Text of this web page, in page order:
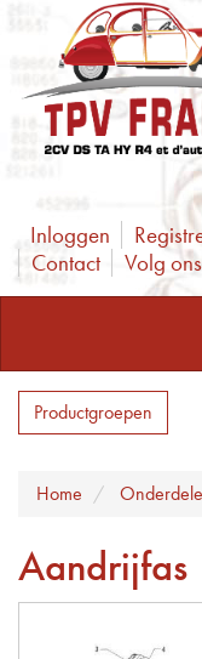
Inloggen
Contact
Volg
Productgroepen
Home
Aandrijfas